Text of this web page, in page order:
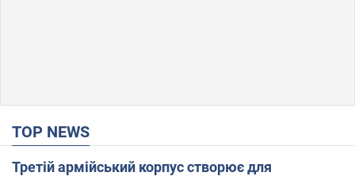
TOP NEWS
Третій армійський корпус створює для